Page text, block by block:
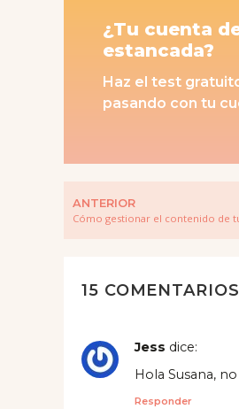
¿Tu cuenta
estancada?
Haz el test
pasando con tu
ANTERIOR
Cómo gestionar el contenido de
15 COMENTARIOS
Jess dice:
Hola Susana,
Responder